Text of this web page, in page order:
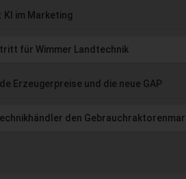
KI im Marketing
für Wimmer Landtechnik
Erzeugerpreise und die neue GAP
den